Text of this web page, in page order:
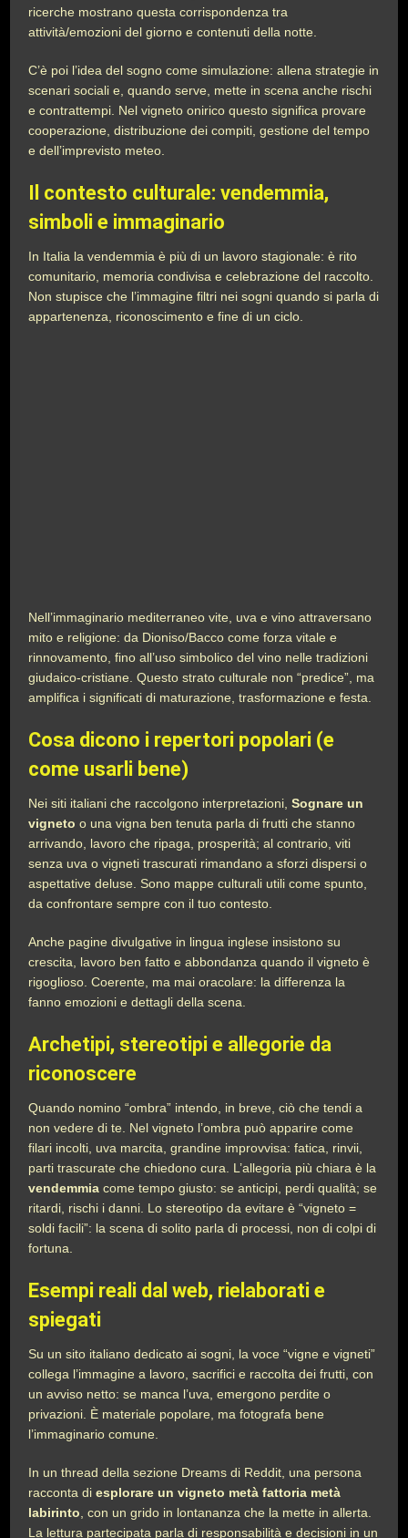
ricerche mostrano questa corrispondenza tra
attività/emozioni del giorno e contenuti della notte.
C’è poi l’idea del sogno come simulazione: allena strategie in
scenari sociali e, quando serve, mette in scena anche rischi
e contrattempi. Nel vigneto onirico questo significa provare
cooperazione, distribuzione dei compiti, gestione del tempo
e dell’imprevisto meteo.
Il contesto culturale: vendemmia,
simboli e immaginario
In Italia la vendemmia è più di un lavoro stagionale: è rito
comunitario, memoria condivisa e celebrazione del raccolto.
Non stupisce che l’immagine filtri nei sogni quando si parla di
appartenenza, riconoscimento e fine di un ciclo.
Nell’immaginario mediterraneo vite, uva e vino attraversano
mito e religione: da Dioniso/Bacco come forza vitale e
rinnovamento, fino all’uso simbolico del vino nelle tradizioni
giudaico-cristiane. Questo strato culturale non “predice”, ma
amplifica i significati di maturazione, trasformazione e festa.
Cosa dicono i repertori popolari (e
come usarli bene)
Nei siti italiani che raccolgono interpretazioni,Sognare un
vigneto o una vigna ben tenuta parla di frutti che stanno
arrivando, lavoro che ripaga, prosperità; al contrario, viti
senza uva o vigneti trascurati rimandano a sforzi dispersi o
aspettative deluse. Sono mappe culturali utili come spunto,
da confrontare sempre con il tuo contesto.
Anche pagine divulgative in lingua inglese insistono su
crescita, lavoro ben fatto e abbondanza quando il vigneto è
rigoglioso. Coerente, ma mai oracolare: la differenza la
fanno emozioni e dettagli della scena.
Archetipi, stereotipi e allegorie da
riconoscere
Quando nomino “ombra” intendo, in breve, ciò che tendi a
non vedere di te. Nel vigneto l’ombra può apparire come
filari incolti, uva marcita, grandine improvvisa: fatica, rinvii,
parti trascurate che chiedono cura. L’allegoria più chiara è la
vendemmia come tempo giusto: se anticipi, perdi qualità; se
ritardi, rischi i danni. Lo stereotipo da evitare è “vigneto =
soldi facili”: la scena di solito parla di processi, non di colpi di
fortuna.
Esempi reali dal web, rielaborati e
spiegati
Su un sito italiano dedicato ai sogni, la voce “vigne e vigneti”
collega l’immagine a lavoro, sacrifici e raccolta dei frutti, con
un avviso netto: se manca l’uva, emergono perdite o
privazioni. È materiale popolare, ma fotografa bene
l’immaginario comune.
In un thread della sezione Dreams di Reddit, una persona
racconta diesplorare un vigneto metà fattoria metà
labirinto , con un grido in lontananza che la mette in allerta.
La lettura partecipata parla di responsabilità e decisioni in un